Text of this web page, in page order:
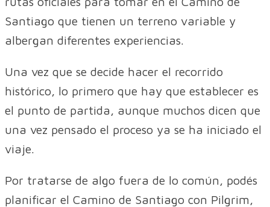
Santiago que tienen un terreno variable y
albergan diferentes experiencias.
Una vez que se decide hacer el recorrido
histórico, lo primero que hay que establecer es
el punto de partida, aunque muchos dicen que
una vez pensado el proceso ya se ha iniciado el
viaje.
Por tratarse de algo fuera de lo común, podés
planificar el Camino de Santiago con Pilgrim,